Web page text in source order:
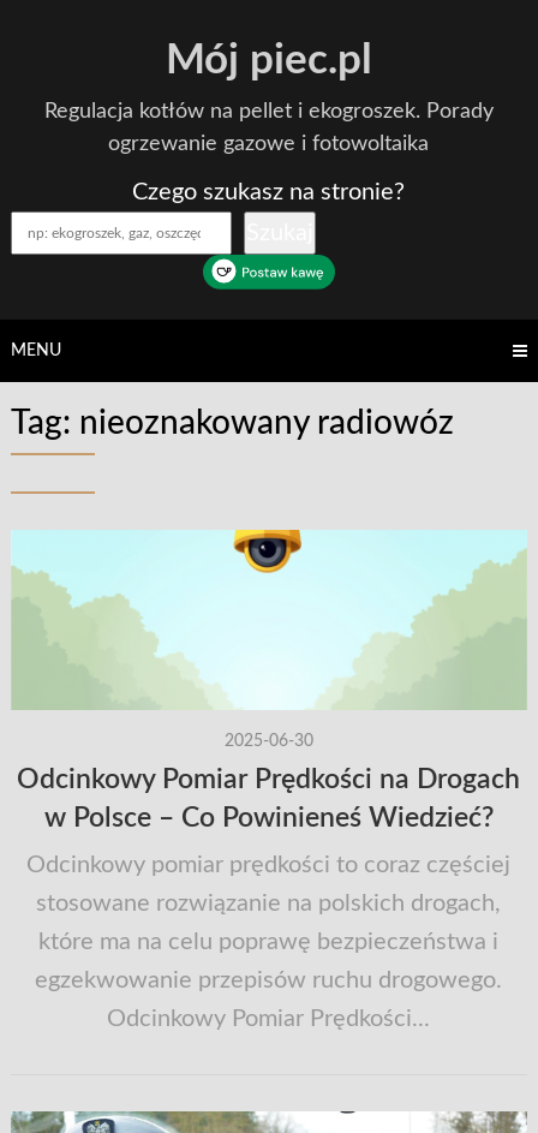
Mój piec.pl
Regulacja kotłów na pellet i ekogroszek. Porady
ogrzewanie gazowe i fotowoltaika
Czego szukasz na stronie?
MENU
Tag: nieoznakowany radiowóz
2025-06-30
Odcinkowy Pomiar Prędkości na Drogach
w Polsce – Co Powinieneś Wiedzieć?
Odcinkowy pomiar prędkości to coraz częściej
stosowane rozwiązanie na polskich drogach,
które ma na celu poprawę bezpieczeństwa i
egzekwowanie przepisów ruchu drogowego.
Odcinkowy Pomiar Prędkości...